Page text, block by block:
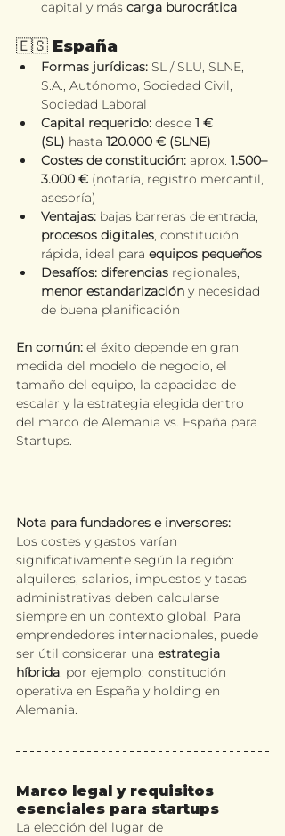
capital y más carga burocrática
🇪🇸 España
Formas jurídicas: SL / SLU, SLNE,
S.A., Autónomo, Sociedad Civil,
Sociedad Laboral
Capital requerido: desde 1 €
(SL) hasta 120.000 € (SLNE)
Costes de constitución: aprox. 1.500–
3.000 € (notaría, registro mercantil,
asesoría)
Ventajas: bajas barreras de entrada,
procesos digitales, constitución
rápida, ideal para equipos pequeños
Desafíos: diferencias regionales,
menor estandarización y necesidad
de buena planificación
En común: el éxito depende en gran
medida del modelo de negocio, el
tamaño del equipo, la capacidad de
escalar y la estrategia elegida dentro
del marco de Alemania vs. España para
Startups.
Nota para fundadores e inversores:
Los costes y gastos varían
significativamente según la región:
alquileres, salarios, impuestos y tasas
administrativas deben calcularse
siempre en un contexto global. Para
emprendedores internacionales, puede
ser útil considerar una estrategia
híbrida, por ejemplo: constitución
operativa en España y holding en
Alemania.
Marco legal y requisitos
esenciales para startups
La elección del lugar de